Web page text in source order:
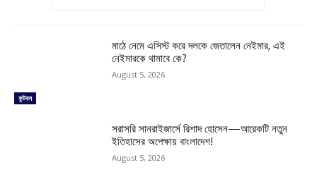
ফুটবল
মাঠে নেমে এসিস্ট করে দলকে জেতালেন নেইমার, এই
নেইমারকে থামাবে কে?
August 5, 2026
সরাসরি সানরাইজার্সে রিশাদ হোসেন—আরেকটি নতুন
ইতিহাসের অপেক্ষায় বাংলাদেশ!
August 5, 2026